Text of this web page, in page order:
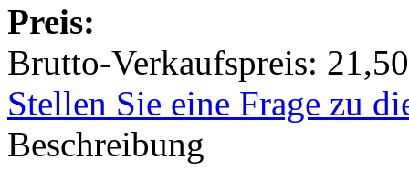
Preis:
Brutto-Verkaufspreis:
Stellen Sie eine Frage zu
Beschreibung